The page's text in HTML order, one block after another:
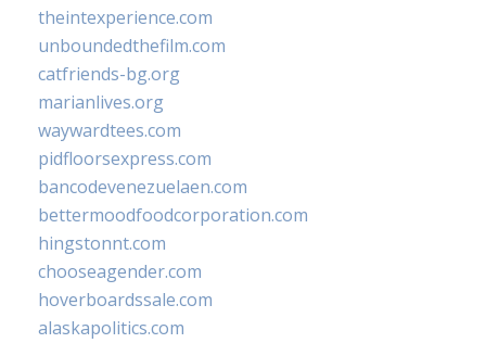
theintexperience.com
unboundedthefilm.com
catfriends-bg.org
marianlives.org
waywardtees.com
pidfloorsexpress.com
bancodevenezuelaen.com
bettermoodfoodcorporation.com
hingstonnt.com
chooseagender.com
hoverboardssale.com
alaskapolitics.com